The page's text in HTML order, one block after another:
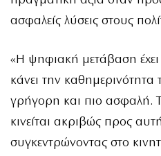
ασφαλείς λύσεις στους
«Η ψηφιακή μετάβαση
κάνει την καθημερινότητα
γρήγορη και πιο ασφαλή.
κινείται ακριβώς προς
συγκεντρώνοντας στο